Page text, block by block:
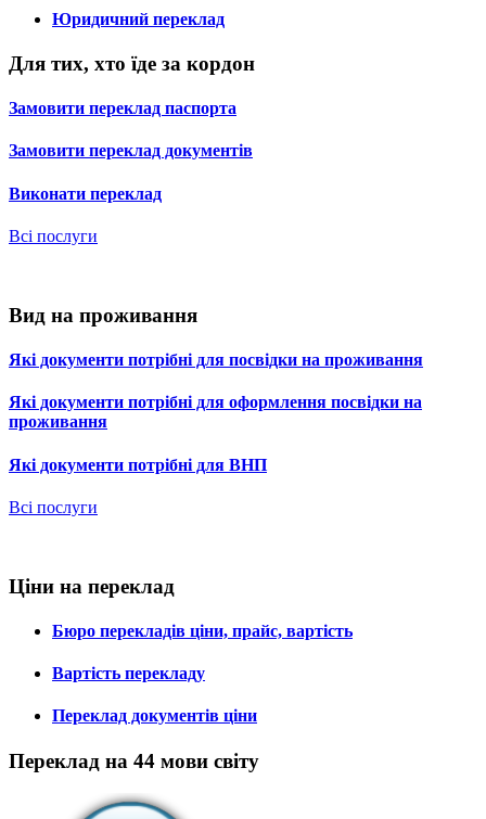
Юридичний переклад
Для тих, хто їде за кордон
Замовити переклад паспорта
Замовити переклад документів
Виконати переклад
Всі послуги
Вид на проживання
Які документи потрібні для посвідки на проживання
Які документи потрібні для оформлення посвідки на
проживання
Які документи потрібні для ВНП
Всі послуги
Ціни на переклад
Бюро перекладів ціни, прайс, вартість
Вартість перекладу
Переклад документів ціни
Переклад на 44 мови світу